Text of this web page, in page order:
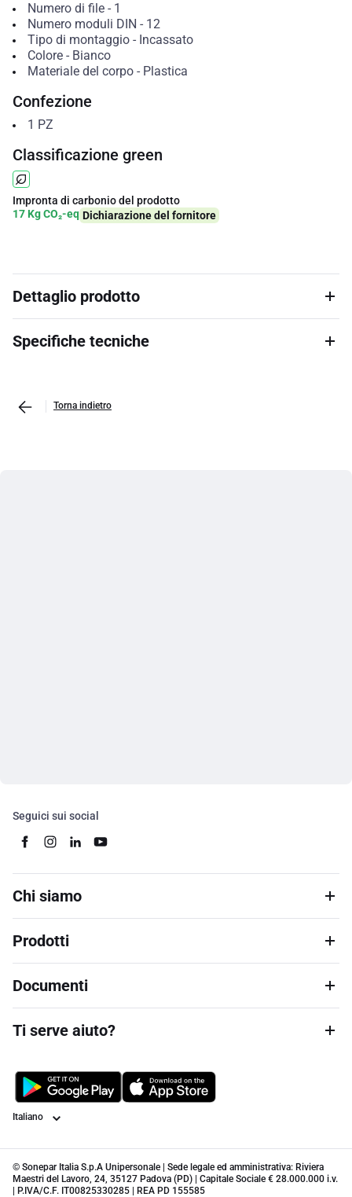
Numero di file- 1
Numero moduli DIN - 12
Tipo di montaggio- Incassato
Colore- Bianco
Materiale del corpo- Plastica
Confezione
1 PZ
Classificazione green
Impronta di carbonio del prodotto
17 Kg CO₂-eq Dichiarazione del fornitore
Dettaglio prodotto
Specifiche tecniche
Torna indietro
Seguici sui social
Chi siamo
Prodotti
Documenti
Ti serve aiuto?
Lingua
© Sonepar Italia S.p.A Unipersonale | Sede legale ed amministrativa: Riviera
Maestri del Lavoro, 24, 35127 Padova (PD) | Capitale Sociale € 28.000.000 i.v.
| P.IVA/C.F. IT00825330285 | REA PD 155585